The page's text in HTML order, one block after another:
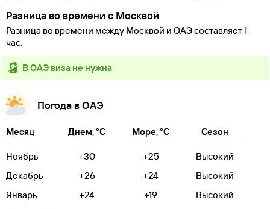
Разница во времени с Москвой
Разница во времени между Москвой и ОАЭ составляет 1
час.
в ОАЭ виза не нужна
Погода в ОАЭ
Месяц Днем, °C Море, °C Сезон
Ноябрь +30 +25
Высокий
Декабрь
+26 +24
Высокий
Январь
+24 +19
Высокий